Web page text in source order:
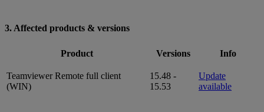
3. Affected products & versions
Product Versions Info
Teamviewer Remote full client
(WIN)
15.48 -
15.53
Update
available